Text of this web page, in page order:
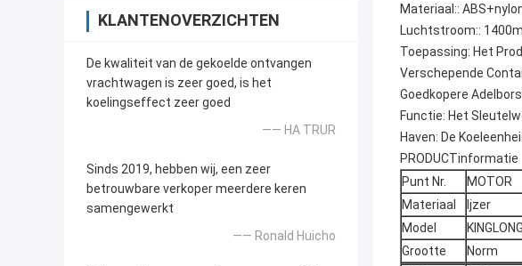
KLANTENOVERZICHTEN
De kwaliteit van de gekoelde ontvangen
vrachtwagen is zeer goed, is het
koelingseffect zeer goed
—— HA TRUR
Sinds 2019, hebben wij, een zeer
betrouwbare verkoper meerdere keren
samengewerkt
—— Ronald Huicho
Materiaal::
Luchtstroom::
Toepassing: Het
Verschepende
Goedkopere
Functie: Het
Haven: De
PRODUCTinformatie
Punt Nr.
MOTOR
Materiaal
Ijzer
Model
Grootte
Norm